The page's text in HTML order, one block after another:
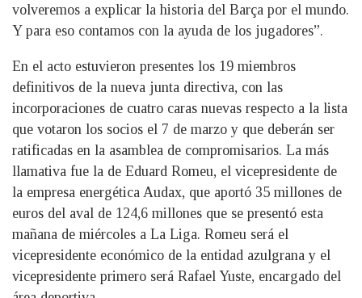
volveremos a explicar la historia del Barça por el mundo.
Y para eso contamos con la ayuda de los jugadores”.
En el acto estuvieron presentes los 19 miembros
definitivos de la nueva junta directiva, con las
incorporaciones de cuatro caras nuevas respecto a la lista
que votaron los socios el 7 de marzo y que deberán ser
ratificadas en la asamblea de compromisarios. La más
llamativa fue la de Eduard Romeu, el vicepresidente de
la empresa energética Audax, que aportó 35 millones de
euros del aval de 124,6 millones que se presentó esta
mañana de miércoles a La Liga. Romeu será el
vicepresidente económico de la entidad azulgrana y el
vicepresidente primero será Rafael Yuste, encargado del